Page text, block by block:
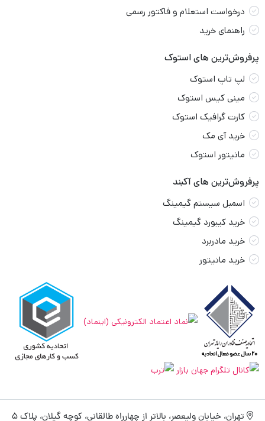
درخواست استعلام و فاکتور رسمی
راهنمای خرید
پرفروش‌ترین های استوک
لپ تاپ استوک
مینی کیس استوک
کارت گرافیک استوک
خرید آی مک
مانیتور استوک
پرفروش‌ترین های آکبند
اسمبل سیستم گیمینگ
خرید کیبورد گیمینگ
خرید مادربرد
خرید مانیتور
تهران، خیابان ولیعصر، بالاتر از چهارراه طالقانی، کوچه گیلان، پلاک 5